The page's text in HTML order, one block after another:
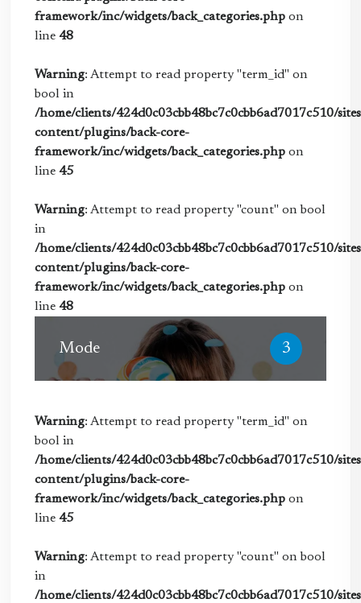
framework/inc/widgets/back_categories.php on
line 48
Warning: Attempt to read property "term_id" on
bool in
/home/clients/424d0c03cbb48bc7c0cbb6ad7017c510/
content/plugins/back-core-
framework/inc/widgets/back_categories.php on
line 45
Warning: Attempt to read property "count" on bool
in
/home/clients/424d0c03cbb48bc7c0cbb6ad7017c510/
content/plugins/back-core-
framework/inc/widgets/back_categories.php on
line 48
Mode 3
Warning: Attempt to read property "term_id" on
bool in
/home/clients/424d0c03cbb48bc7c0cbb6ad7017c510/
content/plugins/back-core-
framework/inc/widgets/back_categories.php on
line 45
Warning: Attempt to read property "count" on bool
in
/home/clients/424d0c03cbb48bc7c0cbb6ad7017c510/